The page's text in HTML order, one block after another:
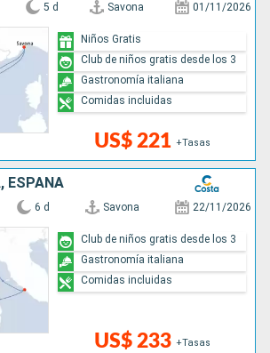
5 d Savona 01/11/2026
US$ 221 +Tasas
Niños Gratis
Club de niños gratis desde los 3
Gastronomía italiana
Comidas incluidas
ESPAÑA
6 d Savona 22/11/2026
US$ 233 +Tasas
Club de niños gratis desde los 3
Gastronomía italiana
Comidas incluidas